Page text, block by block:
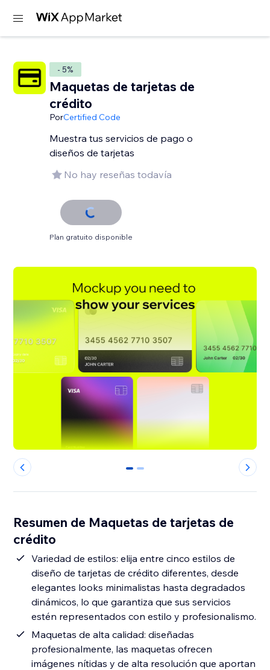
- 5%
Maquetas de tarjetas de
crédito
PorCertified Code
Muestra tus servicios de pago o
diseños de tarjetas
No hay reseñas todavía
Plan gratuito disponible
0 1
Resumen de Maquetas de tarjetas de
crédito
Variedad de estilos: elija entre cinco estilos de
diseño de tarjetas de crédito diferentes, desde
elegantes looks minimalistas hasta degradados
dinámicos, lo que garantiza que sus servicios
estén representados con estilo y profesionalismo.
Maquetas de alta calidad: diseñadas
profesionalmente, las maquetas ofrecen
imágenes nítidas y de alta resolución que aportan